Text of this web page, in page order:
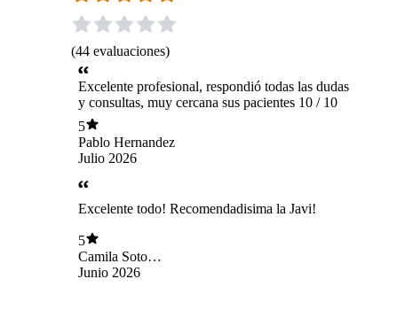
(44 evaluaciones)
Excelente profesional, respondió todas las dudas
y consultas, muy cercana sus pacientes 10 / 10
5
Pablo Hernandez
Julio 2026
Excelente todo! Recomendadisima la Javi!
5
Camila Soto
Monsalve
Junio 2026